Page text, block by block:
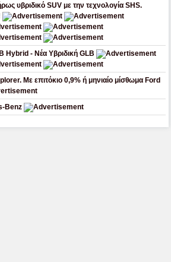
υβριδικό SUV με την τεχνολογία SHS.
Hybrid - Νέα Υβριδική GLB
Με επιτόκιο 0,9% ή μηνιαίο μίσθωμα Ford
Benz